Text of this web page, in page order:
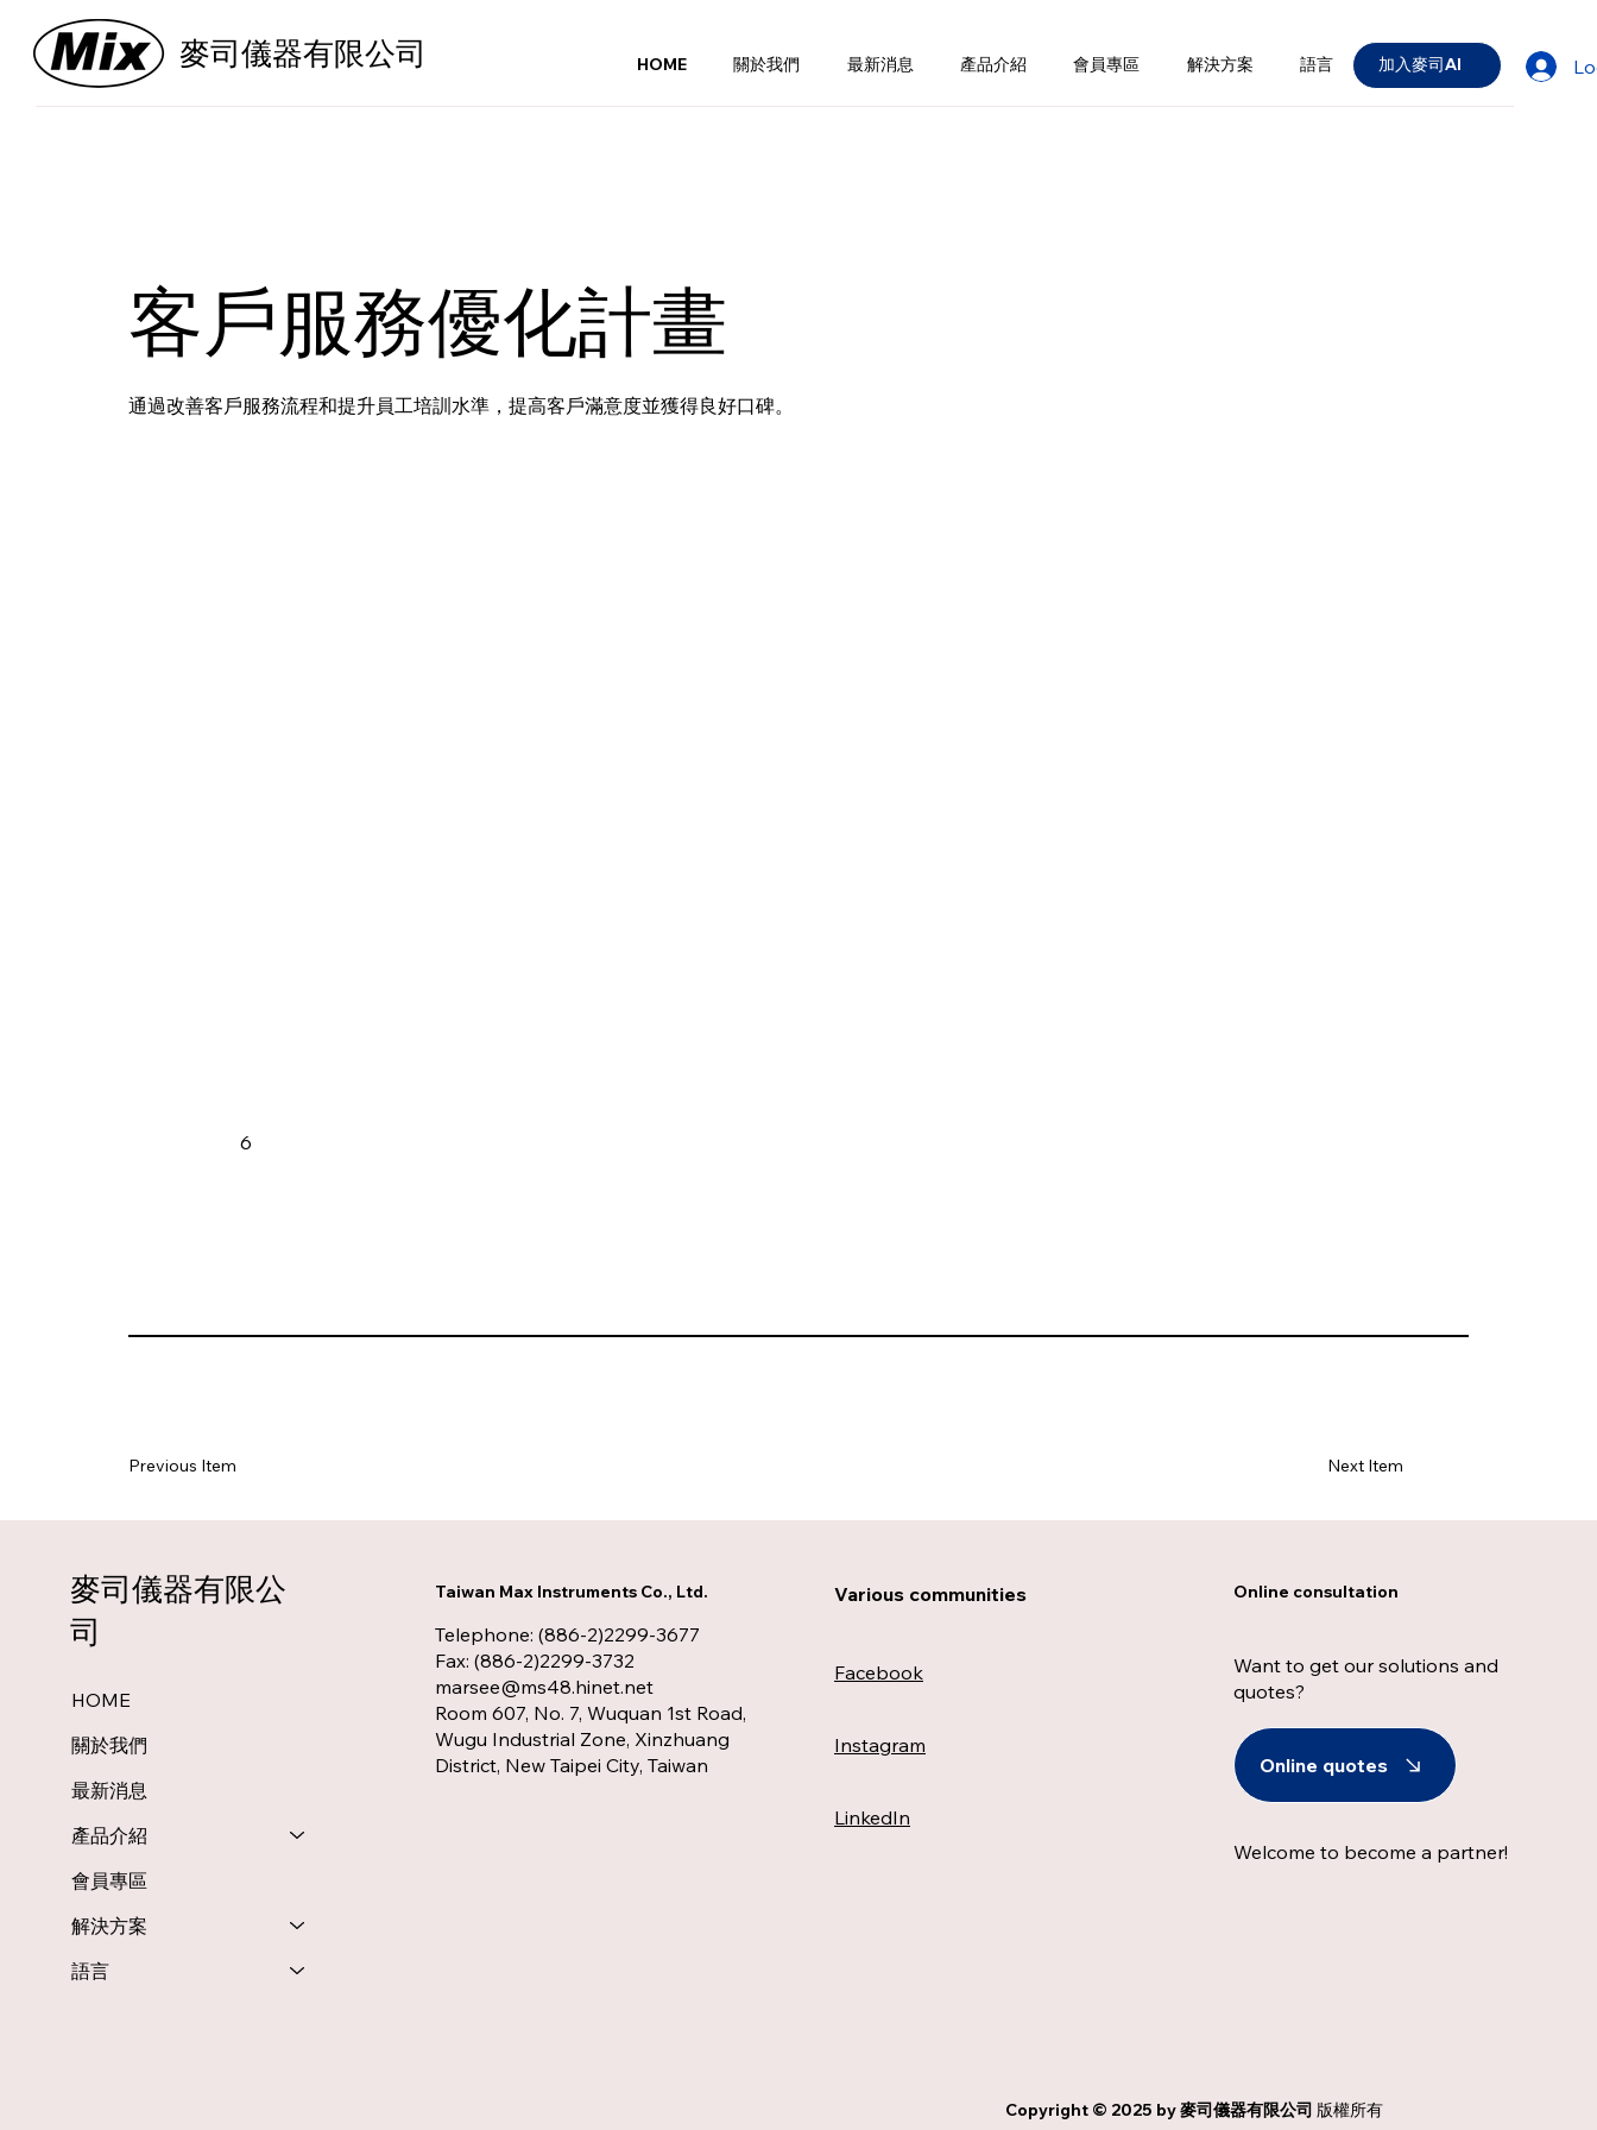
麥司儀器有限公司 HOME 關於我們 最新消息 產品介紹 會員專區 解決方案 語言 加入麥司AI
客戶服務優化計畫
通過改善客戶服務流程和提升員工培訓水準，提高客戶滿意度並獲得良好口碑。
6
Next Item
Previous Item
麥司儀器有限公
司
HOME
關於我們
最新消息
產品介紹
會員專區
解決方案
語言
Taiwan Max Instruments Co., Ltd.
Telephone: (886-2)2299-3677
Fax: (886-2)2299-3732
marsee@ms48.hinet.net
Room 607, No. 7, Wuquan 1st Road,
Wugu Industrial Zone, Xinzhuang
District, New Taipei City, Taiwan
Various communities
Facebook
Instagram
LinkedIn
Online consultation
Want to get our solutions and
quotes?
Online quotes
Welcome to become a partner!
Copyright © 2025 by麥司儀器有限公司 版權所有